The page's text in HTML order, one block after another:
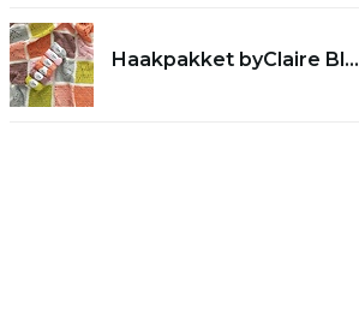
Haakpakket byClaire Bl...